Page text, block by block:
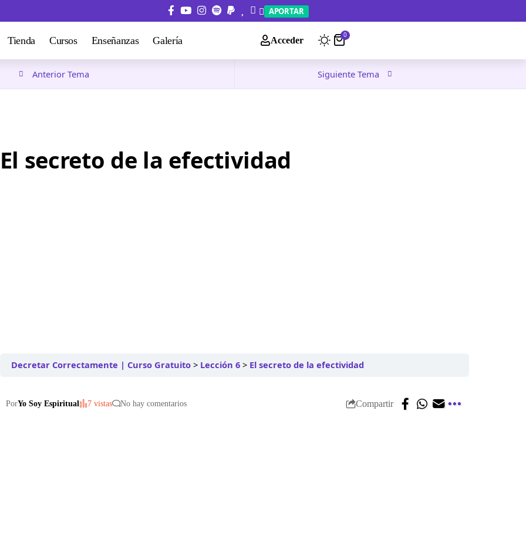
APORTAR
Tienda Cursos Enseñanzas Galería Acceder
0
Anterior Tema Siguiente Tema
El secreto de la efectividad
Decretar Correctamente | Curso Gratuito Lección 6 El secreto de la efectividad
PorYo Soy Espiritual 7 vistas No hay comentarios Compartir